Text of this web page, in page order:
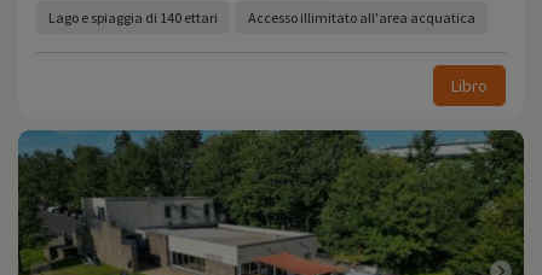
Lago e spiaggia di 140 ettari Accesso illimitato all'area acquatica
Libro